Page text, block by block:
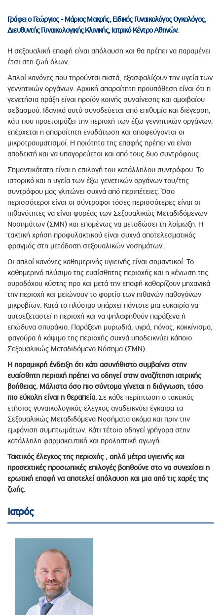
Γράφει ο Γεώργιος - Μάριος Μακρής, Ειδικός Γυναικολόγος Ογκολόγος,
Διευθυντής Γυναικολογικής Κλινικής, Ιατρικό Κέντρο Αθηνών.
Η σεξουαλική επαφή είναι απόλαυση και θα πρέπει να παραμένει
έτσι στη ζωή όλων.
Απλοί κανόνες που τηρούνται πιστά, εξασφαλίζουν την υγεία των
γεννητικών οργάνων. Αρχική απαραίτητη προϋπόθεση είναι ότι η
γενετήσια πράξη είναι προϊόν κοινής συναίνεσης και αμοιβαίου
σεβασμού. Ιδανικά αυτό συνοδεύεται από επιθυμία και διέγερση,
κάτι που προετοιμάζει την περιοχή των έξω γεννητικών οργάνων,
επέρχεται η απαραίτητη ενυδάτωση και αποφεύγονται οι
μικροτραυματισμοί. Η ποιότητα της επαφής πρέπει να είναι
αποδεκτή και να υπαγορεύεται και από τους δυο συντρόφους.
Σημαντικότατη είναι η επιλογή του κατάλληλου συντρόφου. Το
ιστορικό και η υγεία των έξω γενετικών οργάνων του/της
συντρόφου μας γλιτώνει συχνά από περιπέτειες. Όσο
περισσότεροι είναι οι σύντροφοι τόσες περισσότερες είναι οι
πιθανότητες να είναι φορέας των Σεξουαλικώς Μεταδιδόμενων
Νοσημάτων (ΣΜΝ) και επομένως να μεταδώσει τη λοίμωξη. Η
τακτική χρήση προφυλακτικού είναι συχνά αποτελεσματικός
φραγμός στη μετάδοση σεξουαλικών νοσημάτων.
Οι απλοί κανόνες καθημερινής υγιεινής είναι σημαντικοί. Το
καθημερινό πλύσιμο της ευαίσθητης περιοχής και η κένωση της
ουροδόχου κύστης προ και μετά την επαφή καθαρίζουν μηχανικά
την περιοχή και μειώνουν το φορτίο των πιθανών παθογόνων
μικροβίων. Κατά το πλύσιμο υπάρχει πάντοτε μια ευκαιρία να
αυτοεξεταστεί η περιοχή και να ψηλαφηθούν παράξενα ή
επώδυνα σπυράκια. Παράξενη μυρωδιά, υγρά, πόνος, κοκκίνισμα,
φαγούρα ή κάψιμο της περιοχής συχνά υποδεικνύει κάποιο
Σεξουαλικώς Μεταδιδόμενο Νόσημα (ΣΜΝ).
Η παραμικρή ένδειξη ότι κάτι ασυνήθιστο συμβαίνει στην
ευαίσθητη περιοχή πρέπει να οδηγεί στην αναζήτηση ιατρικής
βοήθειας. Μάλιστα όσο πιο σύντομα γίνεται η διάγνωση, τόσο
πιο εύκολη είναι η θεραπεία.Σε κάθε περίπτωση ο τακτικός
ετήσιος γυναικολογικός έλεγχος αναδεικνύει έγκαιρα τα
Σεξουαλικώς Μεταδιδόμενα Νοσήματα ακόμα και πριν την
εμφάνιση συμπτωμάτων. Κάτι τέτοιο οδηγεί γρήγορα στην
κατάλληλη φαρμακευτική και προληπτική αγωγή.
Τακτικός έλεγχος της περιοχής , απλά μέτρα υγιεινής και
προσεχτικές προσωπικές επιλογές βοηθούνε στο να συνεχίσει η
ερωτική επαφή να αποτελεί απόλαυση και μια από τις χαρές της
ζωής.
Ιατρός